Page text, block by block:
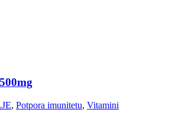
, Potpora imunitetu, Vitamini